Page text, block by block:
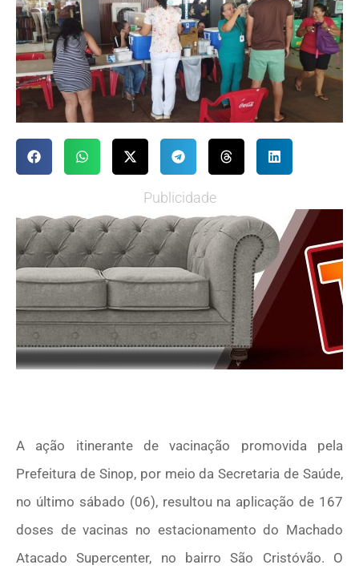
Publicidade
A ação itinerante de vacinação promovida pela
Prefeitura de Sinop, por meio da Secretaria de Saúde,
no último sábado (06), resultou na aplicação de 167
doses de vacinas no estacionamento do Machado
Atacado Supercenter, no bairro São Cristóvão. O